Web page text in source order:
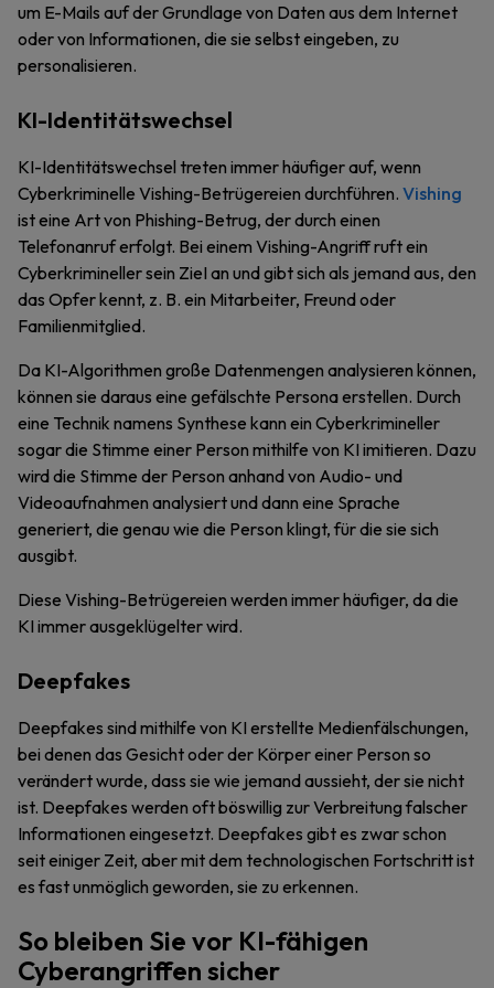
um E-Mails auf der Grundlage von Daten aus dem Internet
oder von Informationen, die sie selbst eingeben, zu
personalisieren.
KI-Identitätswechsel
KI-Identitätswechsel treten immer häufiger auf, wenn
Cyberkriminelle Vishing-Betrügereien durchführen. Vishing
ist eine Art von Phishing-Betrug, der durch einen
Telefonanruf erfolgt. Bei einem Vishing-Angriff ruft ein
Cyberkrimineller sein ZieI an und gibt sich als jemand aus, den
das Opfer kennt, z. B. ein Mitarbeiter, Freund oder
Familienmitglied.
Da KI-Algorithmen große Datenmengen analysieren können,
können sie daraus eine gefälschte Persona erstellen. Durch
eine Technik namens Synthese kann ein Cyberkrimineller
sogar die Stimme einer Person mithilfe von KI imitieren. Dazu
wird die Stimme der Person anhand von Audio- und
Videoaufnahmen analysiert und dann eine Sprache
generiert, die genau wie die Person klingt, für die sie sich
ausgibt.
Diese Vishing-Betrügereien werden immer häufiger, da die
KI immer ausgeklügelter wird.
Deepfakes
Deepfakes sind mithilfe von KI erstellte Medienfälschungen,
bei denen das Gesicht oder der Körper einer Person so
verändert wurde, dass sie wie jemand aussieht, der sie nicht
ist. Deepfakes werden oft böswillig zur Verbreitung falscher
Informationen eingesetzt. Deepfakes gibt es zwar schon
seit einiger Zeit, aber mit dem technologischen Fortschritt ist
es fast unmöglich geworden, sie zu erkennen.
So bleiben Sie vor KI-fähigen
Cyberangriffen sicher